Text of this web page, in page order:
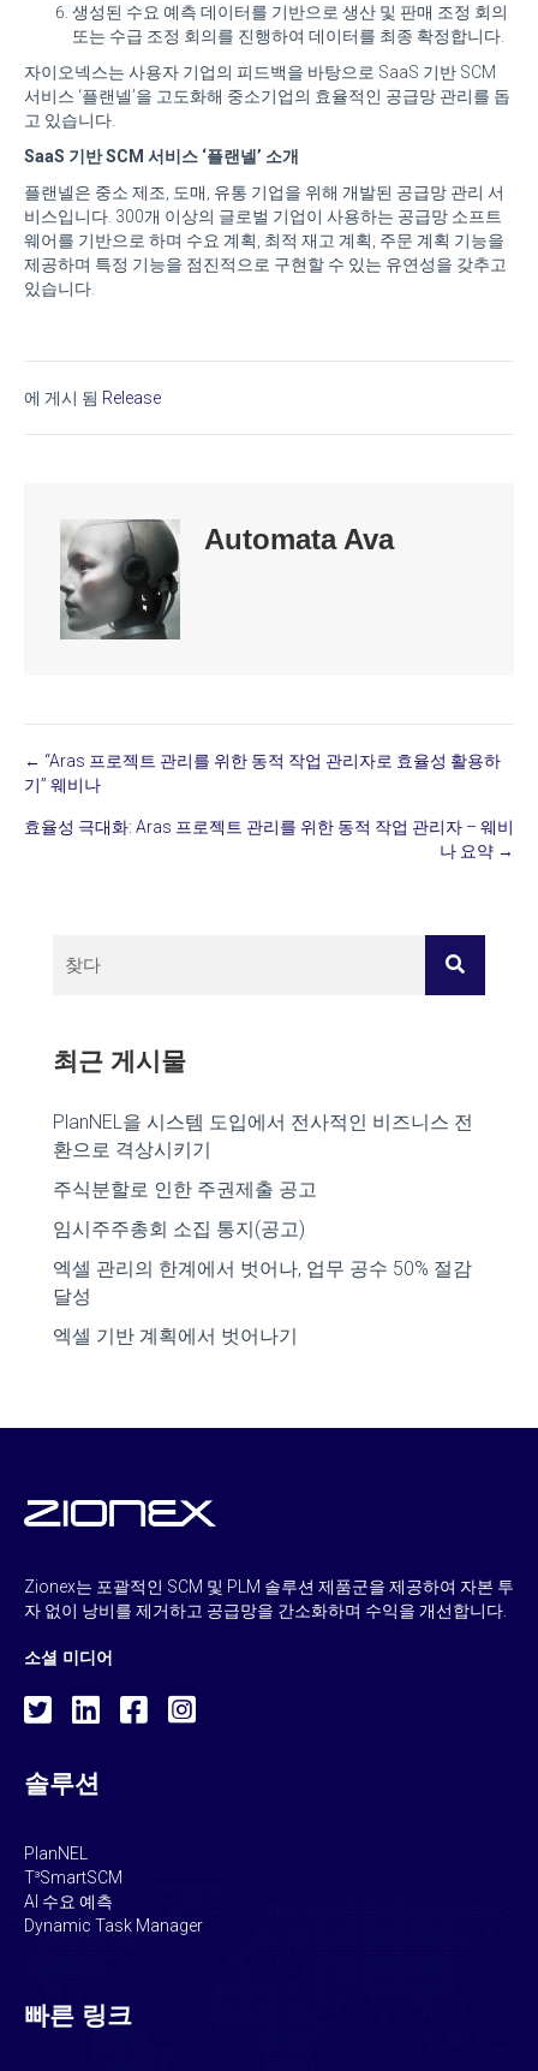
생성된 수요 예측 데이터를 기반으로 생산 및 판매 조정 회의
또는 수급 조정 회의를 진행하여 데이터를 최종 확정합니다.
자이오넥스는 사용자 기업의 피드백을 바탕으로 SaaS 기반 SCM
서비스 ‘플랜넬’을 고도화해 중소기업의 효율적인 공급망 관리를 돕
고 있습니다.
SaaS 기반 SCM 서비스 ‘플랜넬’ 소개
플랜넬은 중소 제조, 도매, 유통 기업을 위해 개발된 공급망 관리 서
비스입니다. 300개 이상의 글로벌 기업이 사용하는 공급망 소프트
웨어를 기반으로 하며 수요 계획, 최적 재고 계획, 주문 계획 기능을
제공하며 특정 기능을 점진적으로 구현할 수 있는 유연성을 갖추고
있습니다.
에 게시 됨 Release
Automata Ava
Posts
navigation
← “Aras 프로젝트 관리를 위한 동적 작업 관리자로 효율성 활용하
기” 웨비나
효율성 극대화: Aras 프로젝트 관리를 위한 동적 작업 관리자 – 웨비
나 요약 →
최근 게시물
PlanNEL을 시스템 도입에서 전사적인 비즈니스 전
환으로 격상시키기
주식분할로 인한 주권제출 공고
임시주주총회 소집 통지(공고)
엑셀 관리의 한계에서 벗어나, 업무 공수 50% 절감
달성
엑셀 기반 계획에서 벗어나기
Zionex는 포괄적인 SCM 및 PLM 솔루션 제품군을 제공하여 자본 투
자 없이 낭비를 제거하고 공급망을 간소화하며 수익을 개선합니다.
소셜 미디어
솔루션
PlanNEL
T³SmartSCM
AI 수요 예측
Dynamic Task Manager
빠른 링크